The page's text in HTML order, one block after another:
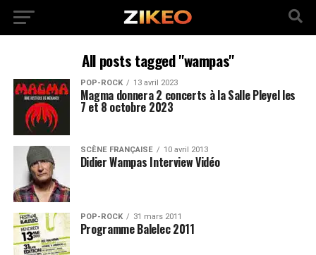
All posts tagged "wampas"
POP-ROCK 13 avril 2023
Magma donnera 2 concerts à la Salle Pleyel les
7 et 8 octobre 2023
SCÈNE FRANÇAISE 10 avril 2013
Didier Wampas Interview Vidéo
POP-ROCK 31 mars 2011
Programme Balelec 2011